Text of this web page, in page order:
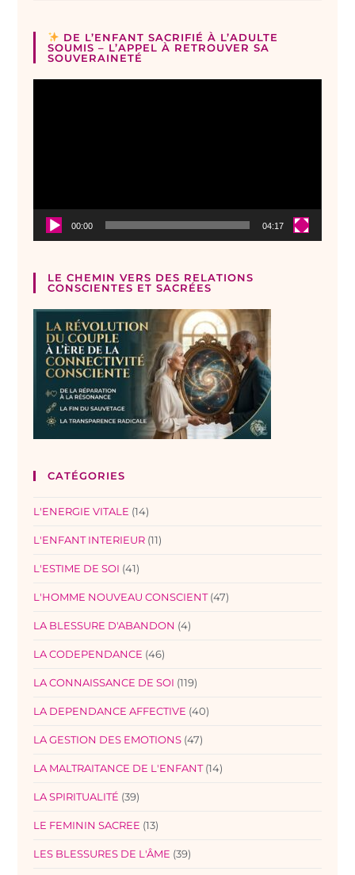
DE L’ENFANT SACRIFIÉ À L’ADULTE
SOUMIS – L’APPEL À RETROUVER SA
SOUVERAINETÉ
00:00 04:17
LE CHEMIN VERS DES RELATIONS
CONSCIENTES ET SACRÉES
CATÉGORIES
L'ENERGIE VITALE (14)
L'ENFANT INTERIEUR (11)
L'ESTIME DE SOI (41)
L'HOMME NOUVEAU CONSCIENT (47)
LA BLESSURE D'ABANDON (4)
LA CODEPENDANCE (46)
LA CONNAISSANCE DE SOI (119)
LA DEPENDANCE AFFECTIVE (40)
LA GESTION DES EMOTIONS (47)
LA MALTRAITANCE DE L'ENFANT (14)
LA SPIRITUALITÉ (39)
LE FEMININ SACREE (13)
LES BLESSURES DE L'ÂME (39)